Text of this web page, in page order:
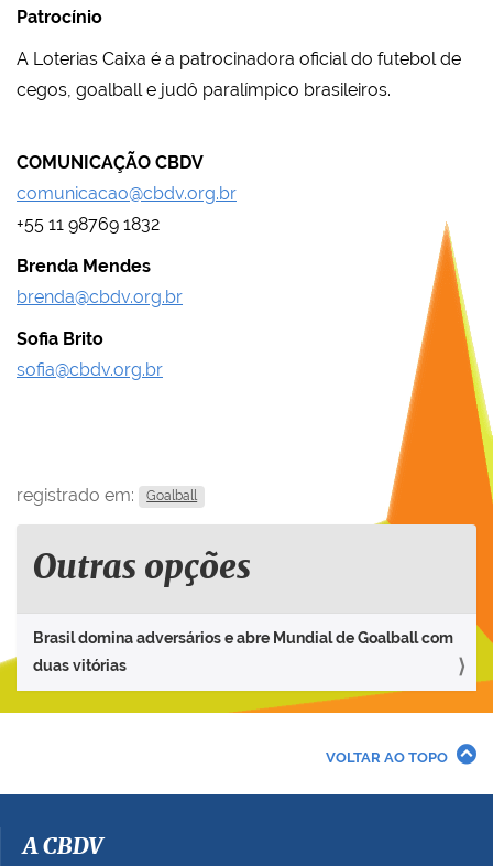
Patrocínio
A Loterias Caixa é a patrocinadora oficial do futebol de
cegos, goalball e judô paralímpico brasileiros.
COMUNICAÇÃO CBDV
comunicacao@cbdv.org.br
+55 11 98769 1832
Brenda Mendes
brenda@cbdv.org.br
Sofia Brito
sofia@cbdv.org.br
registrado em: Goalball
Outras opções
Brasil domina adversários e abre Mundial de Goalball com
duas vitórias
VOLTAR AO TOPO
A CBDV